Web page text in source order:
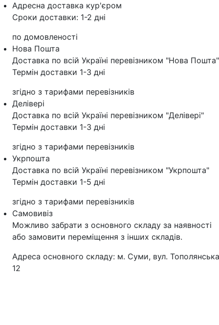
Адресна доставка кур'‎єром
Сроки доставки: 1-2 дні
по домовленості
Нова Пошта
Доставка по всій Україні перевізником "Нова Пошта"
Термін доставки 1-3 дні
згідно з тарифами перевізників
Делівері
Доставка по всій Україні перевізником "Делівері"
Термін доставки 1-3 дні
згідно з тарифами перевізників
Укрпошта
Доставка по всій Україні перевізником "Укрпошта"
Термін доставки 1-5 дні
згідно з тарифами перевізників
Самовивіз
Можливо забрати з основного складу за наявності
або замовити переміщення з інших складів.
Адреса основного складу: м. Суми, вул.
12